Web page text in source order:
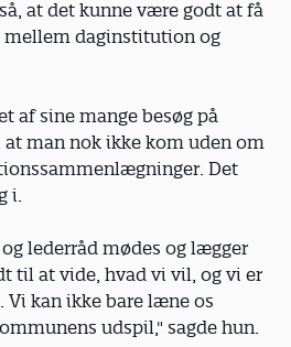
at det kunne være godt at få
mellem daginstitution og
af sine mange besøg på
man nok ikke kom uden om
Det
i.
lederråd mødes og lægger
til at vide, hvad vi vil, og vi er
kan ikke bare læne os
udspil," sagde hun.